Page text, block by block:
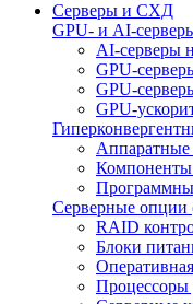
Серверы и СХД
GPU- и AI-
AI-серверы
GPU-
GPU-
GPU-
Серверные
RAID
Блоки
Процессоры